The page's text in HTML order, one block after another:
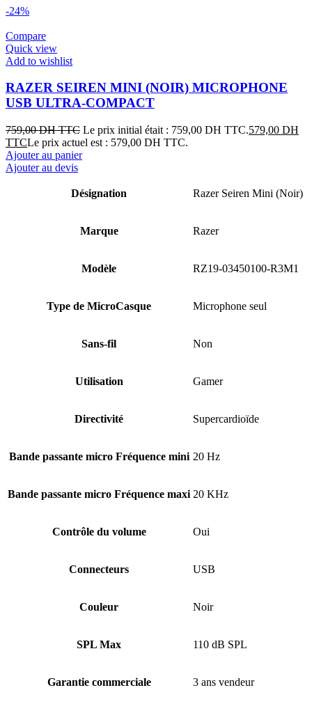
-24%
Compare
Quick view
Add to wishlist
RAZER SEIREN MINI (NOIR) MICROPHONE
USB ULTRA-COMPACT
759,00DH TTC Le prix initial était : 759,00 DH TTC.579,00 DH
TTCLe prix actuel est : 579,00 DH TTC.
Ajouter au panier
Ajouter au devis
Désignation Razer Seiren Mini (Noir)
Marque Razer
Modèle RZ19-03450100-R3M1
Type de MicroCasque Microphone seul
Sans-fil Non
Utilisation Gamer
Directivité Supercardioïde
Bande passante micro Fréquence mini 20 Hz
Bande passante micro Fréquence maxi 20 KHz
Contrôle du volume Oui
Connecteurs USB
Couleur Noir
SPL Max 110 dB SPL
Garantie commerciale 3 ans vendeur